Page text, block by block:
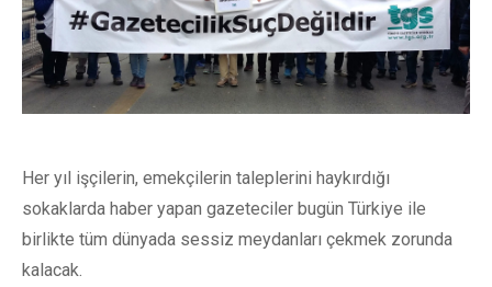
Her yıl işçilerin, emekçilerin taleplerini haykırdığı
sokaklarda haber yapan gazeteciler bugün Türkiye ile
birlikte tüm dünyada sessiz meydanları çekmek zorunda
kalacak.